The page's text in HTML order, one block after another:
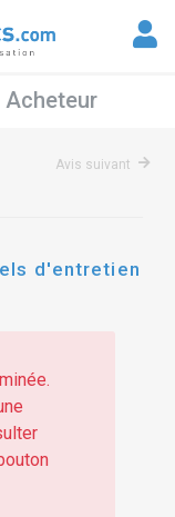
Acheteur
Avis suivant
d'entretien